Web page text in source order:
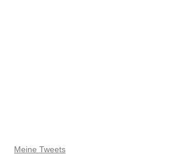
Meine Tweets